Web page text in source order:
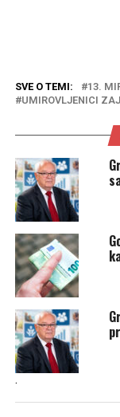
SVE O TEMI: 13.
UMIROVLJENICI
.